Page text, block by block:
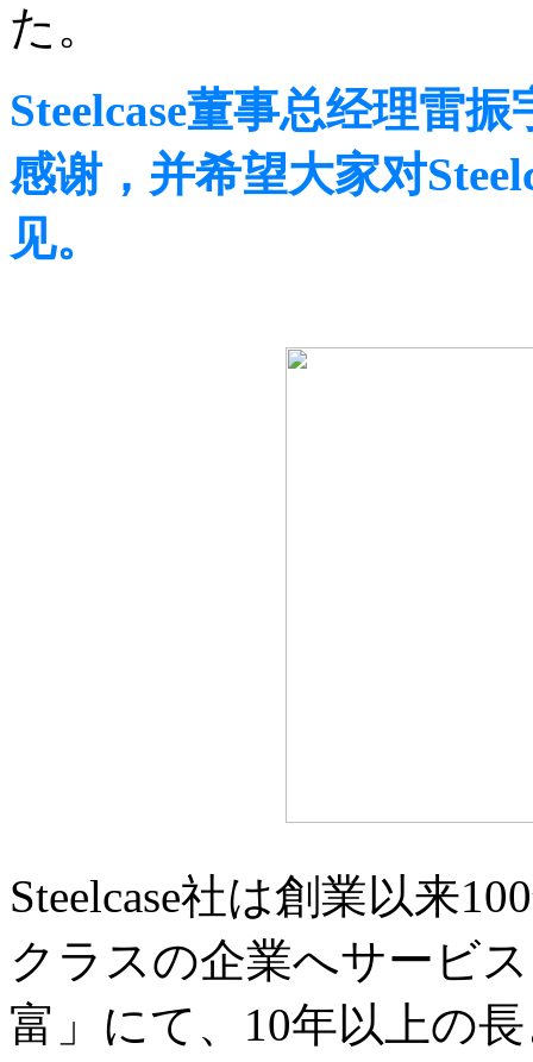
た。
Steelcase董事总经理雷
感谢，并希望大家对
见。
Steelcase社は創業以来
クラスの企業へサービ
富」にて、10年以上の